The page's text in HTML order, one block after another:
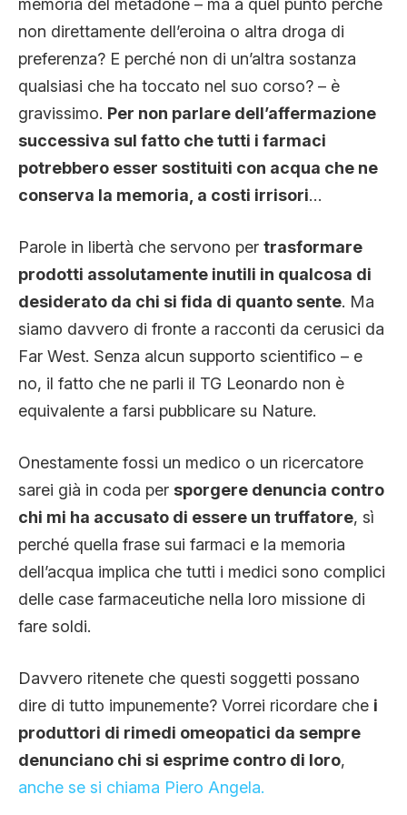
memoria del metadone – ma a quel punto perché
non direttamente dell’eroina o altra droga di
preferenza? E perché non di un’altra sostanza
qualsiasi che ha toccato nel suo corso? – è
gravissimo. Per non parlare dell’affermazione
successiva sul fatto che tutti i farmaci
potrebbero esser sostituiti con acqua che ne
conserva la memoria, a costi irrisori…
Parole in libertà che servono per trasformare
prodotti assolutamente inutili in qualcosa di
desiderato da chi si fida di quanto sente. Ma
siamo davvero di fronte a racconti da cerusici da
Far West. Senza alcun supporto scientifico – e
no, il fatto che ne parli il TG Leonardo non è
equivalente a farsi pubblicare su Nature.
Onestamente fossi un medico o un ricercatore
sarei già in coda per sporgere denuncia contro
chi mi ha accusato di essere un truffatore, sì
perché quella frase sui farmaci e la memoria
dell’acqua implica che tutti i medici sono complici
delle case farmaceutiche nella loro missione di
fare soldi.
Davvero ritenete che questi soggetti possano
dire di tutto impunemente? Vorrei ricordare che i
produttori di rimedi omeopatici da sempre
denunciano chi si esprime contro di loro,
anche se si chiama Piero Angela.